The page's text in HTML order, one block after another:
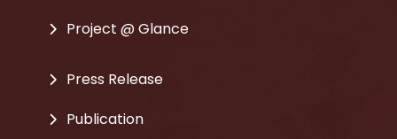
Project @ Glance
Press Release
Publication